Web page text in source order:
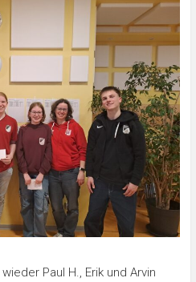
Paul H., Erik und Arvin